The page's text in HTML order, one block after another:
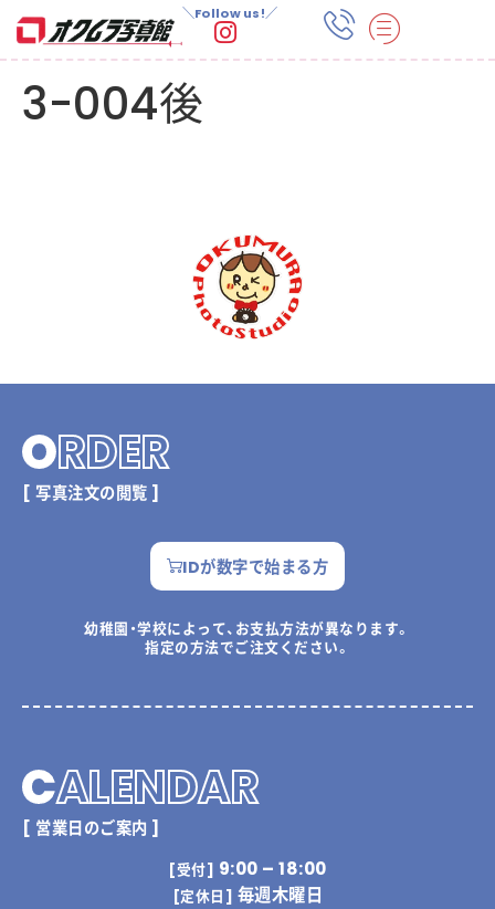
＼Follow us!／
3-004後
ORDER
[ 写真注文の閲覧 ]
IDが数字で始まる方
幼稚園・学校によって、お支払方法が異なります。
指定の方法でご注文ください。
CALENDAR
[ 営業日のご案内 ]
[受付] 9:00 – 18:00
[定休日] 毎週木曜日